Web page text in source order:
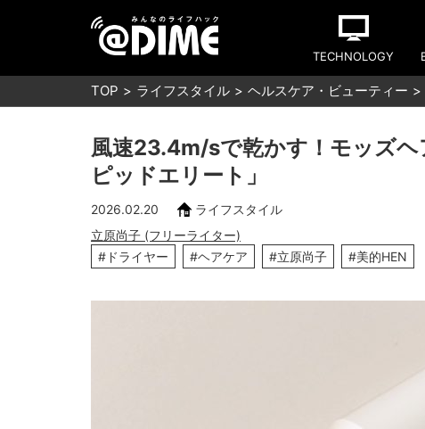
TECHNOLOGY
TOP ライフスタイル ヘルスケア・ビューティー
風速23.4m/sで乾かす！モッズ
ピッドエリート」
2026.02.20
ライフスタイル
立原尚子 (フリーライター)
#ドライヤー
#ヘアケア #立原尚子 #美的HEN